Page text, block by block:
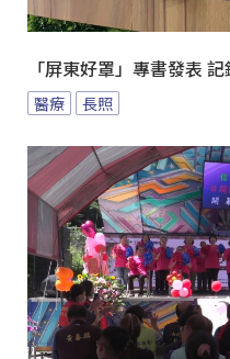
「屏東好罩」專書發表
醫療 長照